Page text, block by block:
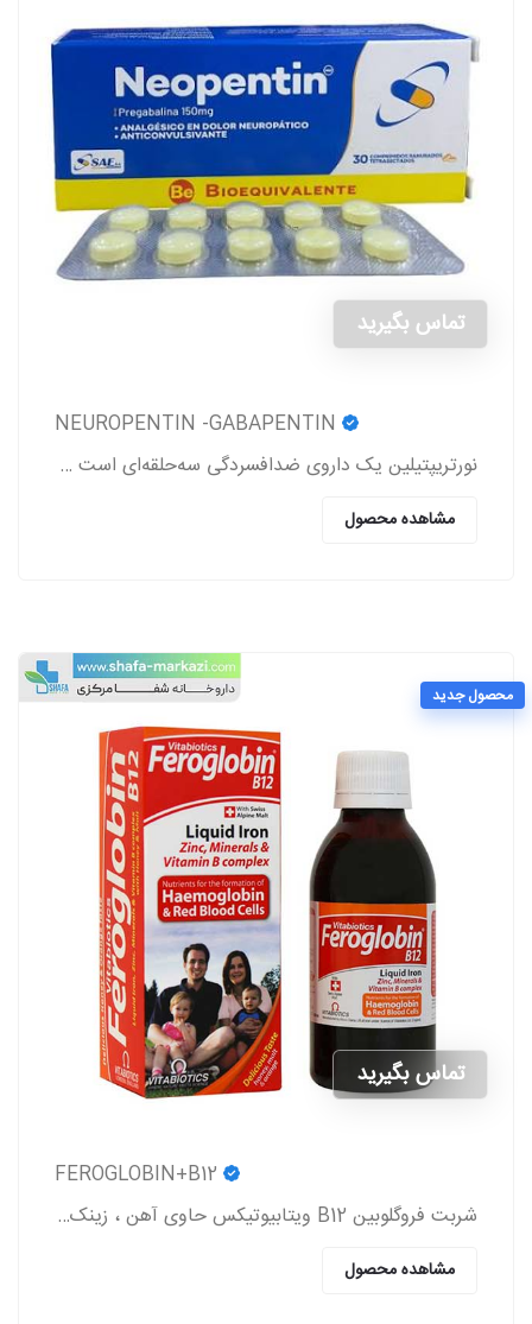
تماس بگیرید
نورتریپتیلین یک داروی ضدافسردگی سه‌حلقه‌ای است که برای درمان افسردگی، دردهای عصبی (نوروپاتی)، پیشگیری از میگرن و برخی اختلالات روانی دیگر تجویز می‌شود
مشاهده محصول
محصول جدید
تماس بگیرید
شربت فروگلوبین B12 ویتابیوتیکس حاوی آهن ، زینک ، ویتامین گروه b و ویتامین c که به پیشگیری و درمان کم خونی در بزرگسالان و کودکان کمک می کند.
مشاهده محصول